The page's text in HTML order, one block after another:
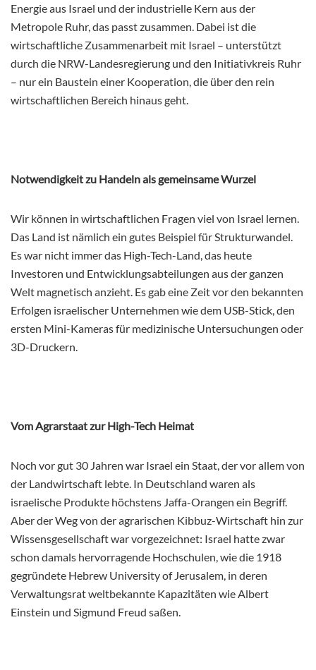
Energie aus Israel und der industrielle Kern aus der
Metropole Ruhr, das passt zusammen. Dabei ist die
wirtschaftliche Zusammenarbeit mit Israel – unterstützt
durch die NRW-Landesregierung und den Initiativkreis Ruhr
– nur ein Baustein einer Kooperation, die über den rein
wirtschaftlichen Bereich hinaus geht.
Notwendigkeit zu Handeln als gemeinsame Wurzel
Wir können in wirtschaftlichen Fragen viel von Israel lernen.
Das Land ist nämlich ein gutes Beispiel für Strukturwandel.
Es war nicht immer das High-Tech-Land, das heute
Investoren und Entwicklungsabteilungen aus der ganzen
Welt magnetisch anzieht. Es gab eine Zeit vor den bekannten
Erfolgen israelischer Unternehmen wie dem USB-Stick, den
ersten Mini-Kameras für medizinische Untersuchungen oder
3D-Druckern.
Vom Agrarstaat zur High-Tech Heimat
Noch vor gut 30 Jahren war Israel ein Staat, der vor allem von
der Landwirtschaft lebte. In Deutschland waren als
israelische Produkte höchstens Jaffa-Orangen ein Begriff.
Aber der Weg von der agrarischen Kibbuz-Wirtschaft hin zur
Wissensgesellschaft war vorgezeichnet: Israel hatte zwar
schon damals hervorragende Hochschulen, wie die 1918
gegründete Hebrew University of Jerusalem, in deren
Verwaltungsrat weltbekannte Kapazitäten wie Albert
Einstein und Sigmund Freud saßen.